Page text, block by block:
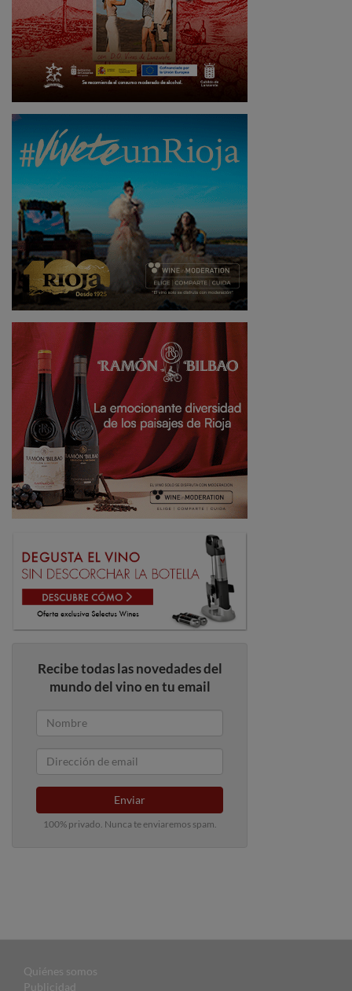
Recibe todas las novedades del
mundo del vino en tu email
Enviar
100% privado. Nunca te enviaremos spam.
Quiénes somos
Publicidad